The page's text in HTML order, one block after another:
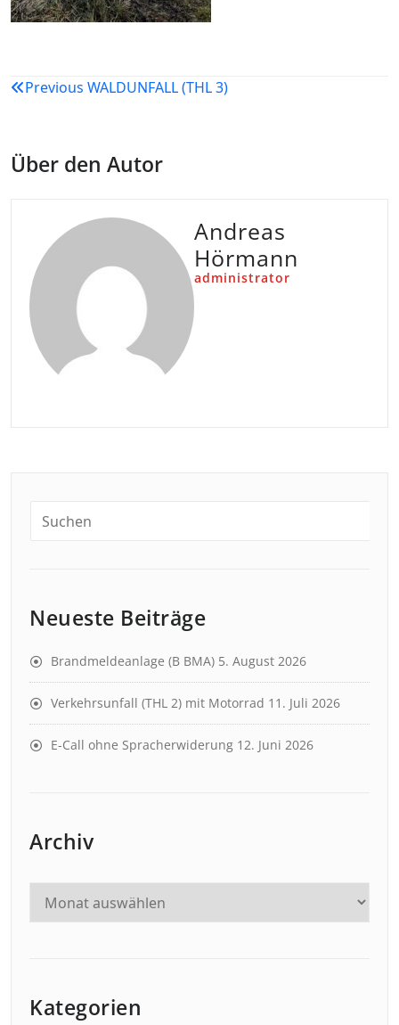
Beitragsnavigation
Previous WALDUNFALL (THL 3)
Über den Autor
Andreas
Hörmann
administrator
Neueste Beiträge
Brandmeldeanlage (B BMA) 5. August 2026
Verkehrsunfall (THL 2) mit Motorrad 11. Juli 2026
E-Call ohne Spracherwiderung 12. Juni 2026
Archiv
Kategorien